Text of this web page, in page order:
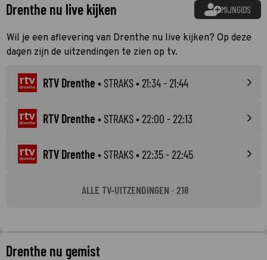
Drenthe nu live kijken MIJNGIDS
Wil je een aflevering van Drenthe nu live kijken? Op deze
dagen zijn de uitzendingen te zien op tv.
RTV Drenthe • STRAKS• 21:34 - 21:44
RTV Drenthe • STRAKS• 22:00 - 22:13
RTV Drenthe • STRAKS• 22:35 - 22:45
ALLE TV-UITZENDINGEN · 218
Drenthe nu gemist